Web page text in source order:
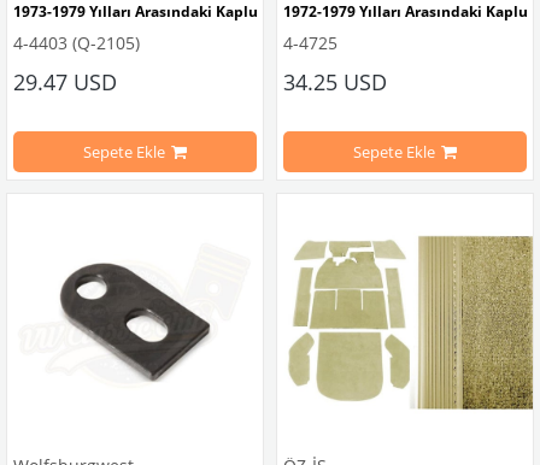
1973-1979 Yılları Arasındaki Kaplumbağa Modelleri İle Uyumludur
1303 Kaplumbağa Modelleri İle Uyumludur
4-4403 (Q-2105)
29.47 USD
Sepete Ekle
1972-1979 Yılları Arasındaki
1302-1303 Kaplumbağa Modelleri
4-4725
34.25 USD
Sepete Ekle